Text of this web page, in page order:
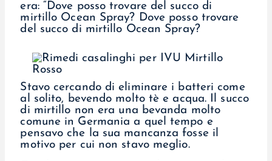
era: “Dove posso trovare del succo di
mirtillo Ocean Spray? Dove posso trovare
del succo di mirtillo Ocean Spray?
Stavo cercando di eliminare i batteri come
al solito, bevendo molto tè e acqua. Il succo
di mirtillo non era una bevanda molto
comune in Germania a quel tempo e
pensavo che la sua mancanza fosse il
motivo per cui non stavo meglio.